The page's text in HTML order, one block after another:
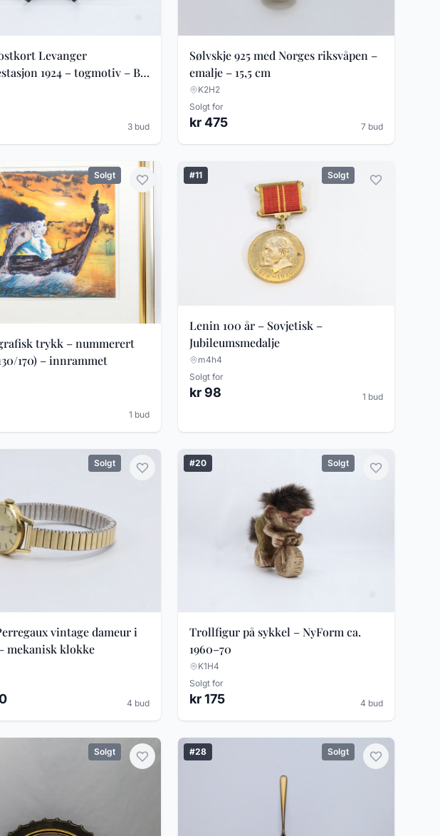
Levanger
1924 – togmotiv – B.
3 bud
Sølvskje 925 med Norges riksvåpen –
emalje – 15,5 cm
K2H2
Solgt for
kr 475 7 bud
Solgt
trykk – nummerert
170) – innrammet
1 bud
#11 Solgt
Lenin 100 år – Sovjetisk –
Jubileumsmedalje
m4h4
Solgt for
kr 98 1 bud
Solgt
vintage dameur i
mekanisk klokke
4 bud
#20 Solgt
Trollfigur på sykkel – NyForm ca.
1960–70
K1H4
Solgt for
kr 175 4 bud
Solgt #28 Solgt